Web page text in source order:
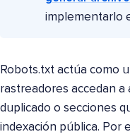
implementarlo
Robots.txt actúa como
rastreadores accedan
duplicado o secciones
indexación pública. Por